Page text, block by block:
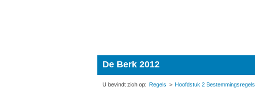
De Berk 2012
Regels Hoofdstuk 2 Bestemmingsregels